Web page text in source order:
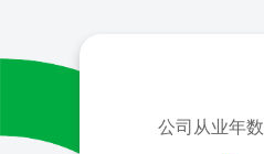
公司从业年数